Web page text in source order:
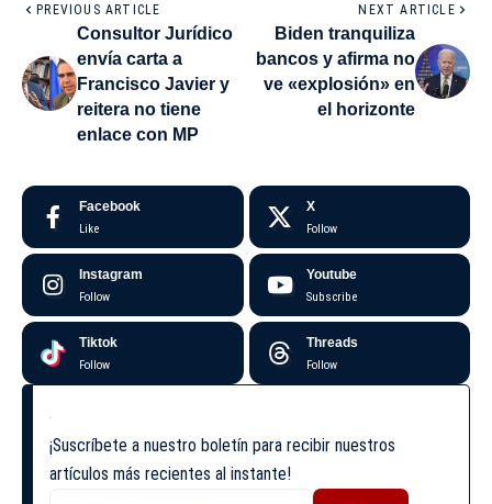
PREVIOUS ARTICLE
Consultor Jurídico
envía carta a
Francisco Javier y
reitera no tiene
enlace con MP
NEXT ARTICLE
Biden tranquiliza
bancos y afirma no
ve «explosión» en
el horizonte
Facebook
Like
X
Follow
Instagram
Follow
Youtube
Subscribe
Tiktok
Follow
Threads
Follow
¡Suscríbete a nuestro boletín para recibir nuestros
artículos más recientes al instante!